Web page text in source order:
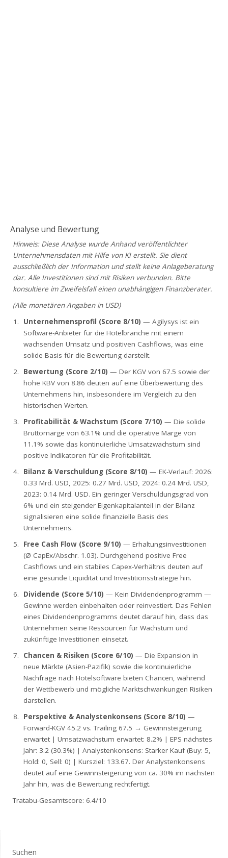
Analyse und Bewertung
Hinweis: Diese Analyse wurde Anhand veröffentlichter
Unternehmensdaten mit Hilfe von KI erstellt. Sie dient
ausschließlich der Information und stellt keine Anlageberatung
dar. Alle Investitionen sind mit Risiken verbunden. Bitte
konsultiere im Zweifelsfall einen unabhängigen Finanzberater.
(Alle monetären Angaben in USD)
Unternehmensprofil (Score 8/10) — Agilysys ist ein
Software-Anbieter für die Hotelbranche mit einem
wachsenden Umsatz und positiven Cashflows, was eine
solide Basis für die Bewertung darstellt.
Bewertung (Score 2/10) — Der KGV von 67.5 sowie der
hohe KBV von 8.86 deuten auf eine Überbewertung des
Unternehmens hin, insbesondere im Vergleich zu den
historischen Werten.
Profitabilität & Wachstum (Score 7/10) — Die solide
Bruttomarge von 63.1% und die operative Marge von
11.1% sowie das kontinuierliche Umsatzwachstum sind
positive Indikatoren für die Profitabilität.
Bilanz & Verschuldung (Score 8/10) — EK-Verlauf: 2026:
0.33 Mrd. USD, 2025: 0.27 Mrd. USD, 2024: 0.24 Mrd. USD,
2023: 0.14 Mrd. USD. Ein geringer Verschuldungsgrad von
6% und ein steigender Eigenkapitalanteil in der Bilanz
signalisieren eine solide finanzielle Basis des
Unternehmens.
Free Cash Flow (Score 9/10) — Erhaltungsinvestitionen
(Ø CapEx/Abschr. 1.03). Durchgehend positive Free
Cashflows und ein stabiles Capex-Verhältnis deuten auf
eine gesunde Liquidität und Investitionsstrategie hin.
Dividende (Score 5/10) — Kein Dividendenprogramm —
Gewinne werden einbehalten oder reinvestiert. Das Fehlen
eines Dividendenprogramms deutet darauf hin, dass das
Unternehmen seine Ressourcen für Wachstum und
zukünftige Investitionen einsetzt.
Chancen & Risiken (Score 6/10) — Die Expansion in
neue Märkte (Asien-Pazifik) sowie die kontinuierliche
Nachfrage nach Hotelsoftware bieten Chancen, während
der Wettbewerb und mögliche Marktschwankungen Risiken
darstellen.
Perspektive & Analystenkonsens (Score 8/10) —
Forward-KGV 45.2 vs. Trailing 67.5 → Gewinnsteigerung
erwartet | Umsatzwachstum erwartet: 8.2% | EPS nächstes
Jahr: 3.2 (30.3%) | Analystenkonsens: Starker Kauf (Buy: 5,
Hold: 0, Sell: 0) | Kursziel: 133.67. Der Analystenkonsens
deutet auf eine Gewinnsteigerung von ca. 30% im nächsten
Jahr hin, was die Bewertung rechtfertigt.
Tratabu-Gesamtscore: 6.4/10
Suchen